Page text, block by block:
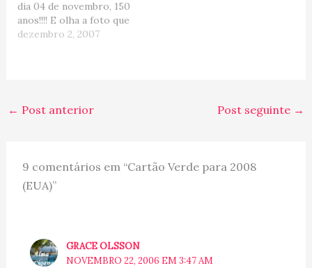
majestic…
dia 04 de novembro, 150
anos!!!! E olha a foto que
acabei de recebeu da
call; Homeland! The city
where I was…
dezembro 2, 2007
← Post anterior Post seguinte →
9 comentários em “Cartão Verde para 2008
(EUA)”
GRACE OLSSON
NOVEMBRO 22, 2006 EM 3:47 AM